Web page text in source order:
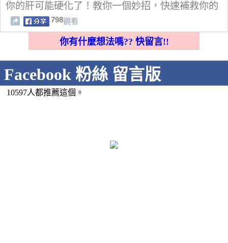
你的肝可能硬化了！教你一個妙招，快速補救你的
肝！
798觀看
你有什麼想法嗎?? 快留言!!
Facebook 粉絲 留言版
10597人都推薦這個。